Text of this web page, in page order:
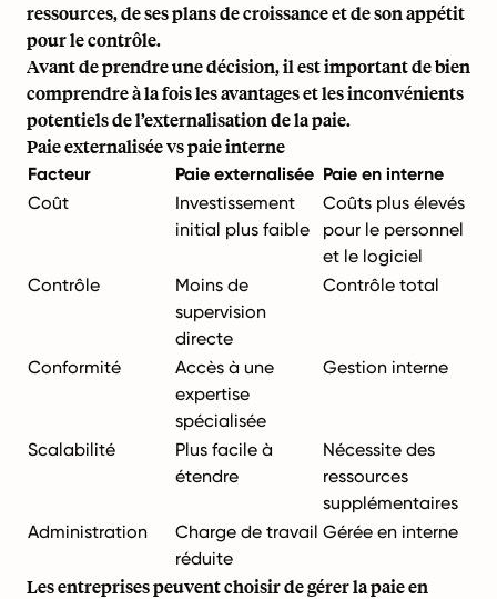
ressources, de ses plans de croissance et de son appétit
pour le contrôle.
Avant de prendre une décision, il est important de bien
comprendre à la fois les avantages et les inconvénients
potentiels de l’externalisation de la paie.
Paie externalisée vs paie interne
Facteur Paie externalisée Paie en interne
Coût
Investissement
initial plus faible
Coûts plus élevés
pour le personnel
et le logiciel
Contrôle
Moins de
supervision
directe
Contrôle total
Conformité
Accès à une
expertise
spécialisée
Gestion interne
Scalabilité
Plus facile à
étendre
Nécessite des
ressources
supplémentaires
Administration
Charge de travail
réduite
Gérée en interne
Les entreprises peuvent choisir de gérer la paie en